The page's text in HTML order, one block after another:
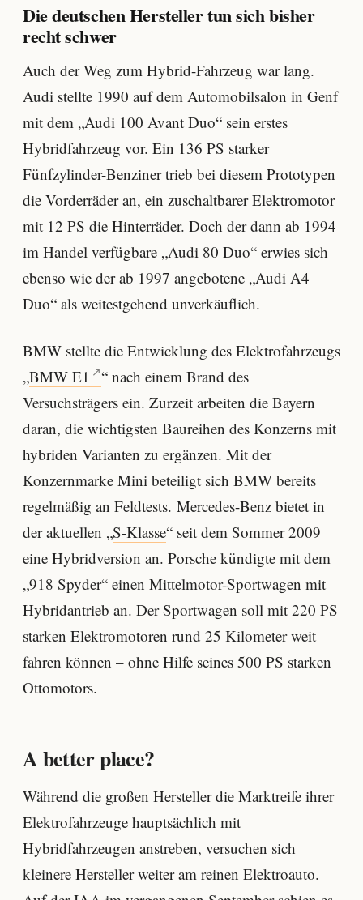
Die deutschen Hersteller tun sich bisher
recht schwer
Auch der Weg zum Hybrid-Fahrzeug war lang.
Audi stellte 1990 auf dem Automobilsalon in Genf
mit dem „Audi 100 Avant Duo“ sein erstes
Hybridfahrzeug vor. Ein 136 PS starker
Fünfzylinder-Benziner trieb bei diesem Prototypen
die Vorderräder an, ein zuschaltbarer Elektromotor
mit 12 PS die Hinterräder. Doch der dann ab 1994
im Handel verfügbare „Audi 80 Duo“ erwies sich
ebenso wie der ab 1997 angebotene „Audi A4
Duo“ als weitestgehend unverkäuflich.
BMW stellte die Entwicklung des Elektrofahrzeugs
„BMW E1
“ nach einem Brand des
Versuchsträgers ein. Zurzeit arbeiten die Bayern
daran, die wichtigsten Baureihen des Konzerns mit
hybriden Varianten zu ergänzen. Mit der
Konzernmarke Mini beteiligt sich BMW bereits
regelmäßig an Feldtests. Mercedes-Benz bietet in
der aktuellen „S-Klasse“ seit dem Sommer 2009
eine Hybridversion an. Porsche kündigte mit dem
„918 Spyder“ einen Mittelmotor-Sportwagen mit
Hybridantrieb an. Der Sportwagen soll mit 220 PS
starken Elektromotoren rund 25 Kilometer weit
fahren können – ohne Hilfe seines 500 PS starken
Ottomotors.
A better place?
Während die großen Hersteller die Marktreife ihrer
Elektrofahrzeuge hauptsächlich mit
Hybridfahrzeugen anstreben, versuchen sich
kleinere Hersteller weiter am reinen Elektroauto.